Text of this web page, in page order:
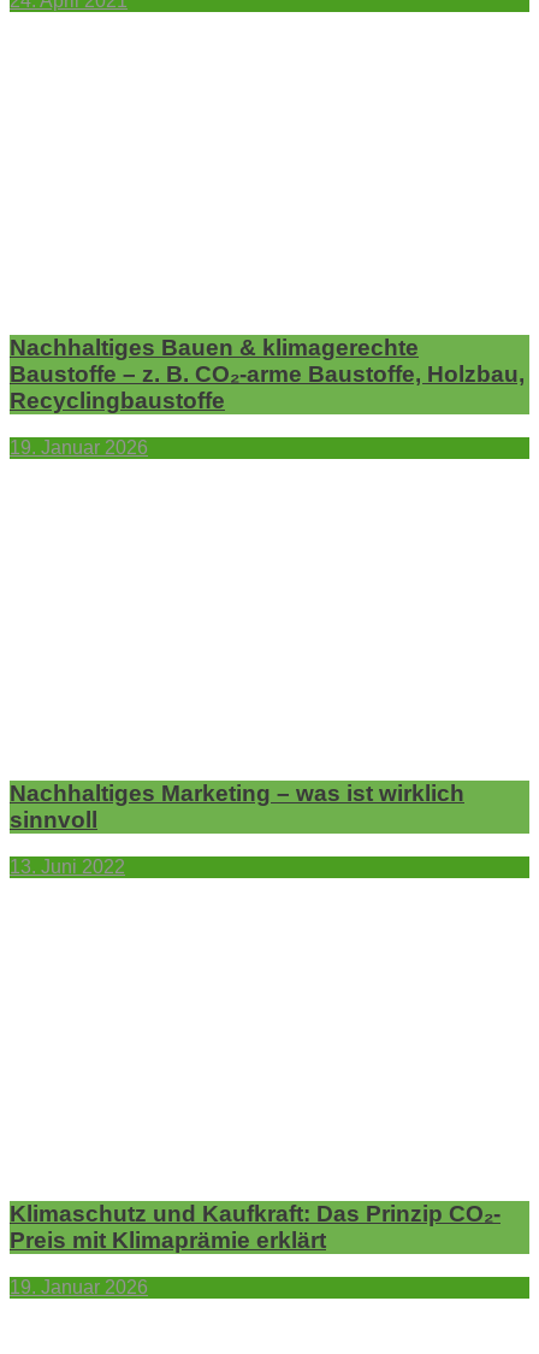
Nachhaltiges Bauen & klimagerechte
Baustoffe – z. B. CO₂-arme Baustoffe, Holzbau,
Recyclingbaustoffe
19. Januar 2026
Nachhaltiges Marketing – was ist wirklich
sinnvoll
13. Juni 2022
Klimaschutz und Kaufkraft: Das Prinzip CO₂-
Preis mit Klimaprämie erklärt
19. Januar 2026